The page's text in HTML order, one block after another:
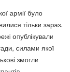
армії було
тільки зараз.
опублікували
силами якої
змогли